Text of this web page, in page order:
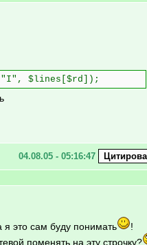
$lines[$rd]);
04.08.05 - 05:16:47
я это сам буду понимать
!
поменять на эту строчку?